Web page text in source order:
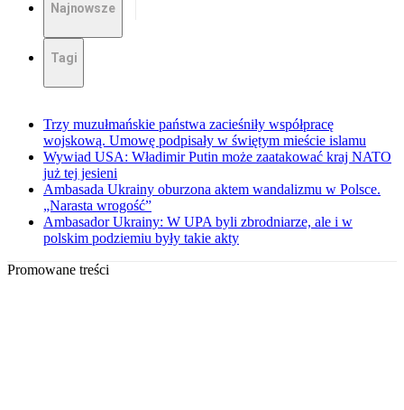
Najnowsze
Tagi
Trzy muzułmańskie państwa zacieśniły współpracę
wojskową. Umowę podpisały w świętym mieście islamu
Wywiad USA: Władimir Putin może zaatakować kraj NATO
już tej jesieni
Ambasada Ukrainy oburzona aktem wandalizmu w Polsce.
„Narasta wrogość”
Ambasador Ukrainy: W UPA byli zbrodniarze, ale i w
polskim podziemiu były takie akty
Promowane treści